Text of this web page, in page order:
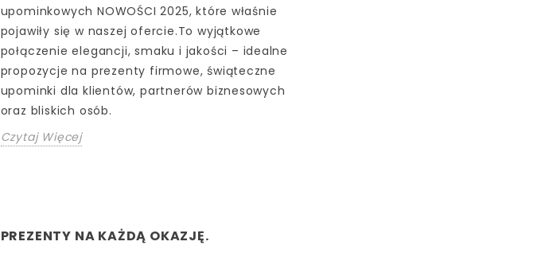
upominkowych NOWOŚCI 2025, które właśnie
pojawiły się w naszej ofercie.To wyjątkowe
połączenie elegancji, smaku i jakości – idealne
propozycje na prezenty firmowe, świąteczne
upominki dla klientów, partnerów biznesowych
oraz bliskich osób.
Czytaj Więcej
PREZENTY NA KAŻDĄ OKAZJĘ.